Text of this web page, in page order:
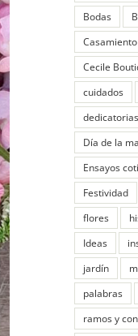
Bodas
Casamiento
Cecile
cuidados
dedicatorias
Día de la
Ensayos
Festividad
flores
Ideas
jardín
palabras
ramos y